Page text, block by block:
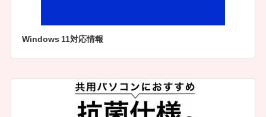
Windows 11対応情報